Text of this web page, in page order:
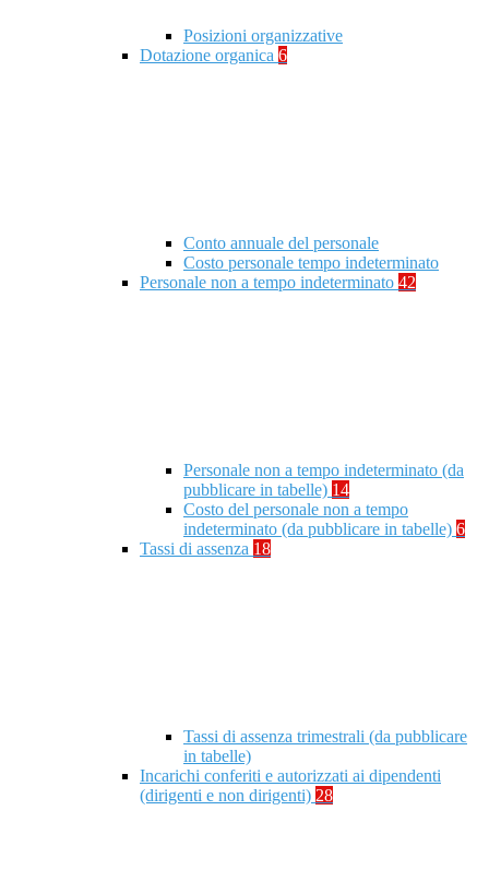
Posizioni organizzative
Dotazione organica 6
Conto annuale del personale
Costo personale tempo indeterminato
Personale non a tempo indeterminato 42
Personale non a tempo indeterminato (da
pubblicare in tabelle) 14
Costo del personale non a tempo
indeterminato (da pubblicare in tabelle) 6
Tassi di assenza 18
Tassi di assenza trimestrali (da pubblicare
in tabelle)
Incarichi conferiti e autorizzati ai dipendenti
(dirigenti e non dirigenti) 28